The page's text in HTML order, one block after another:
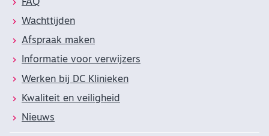
FAQ
Wachttijden
Afspraak maken
Informatie voor verwijzers
Werken bij DC Klinieken
Kwaliteit en veiligheid
Nieuws